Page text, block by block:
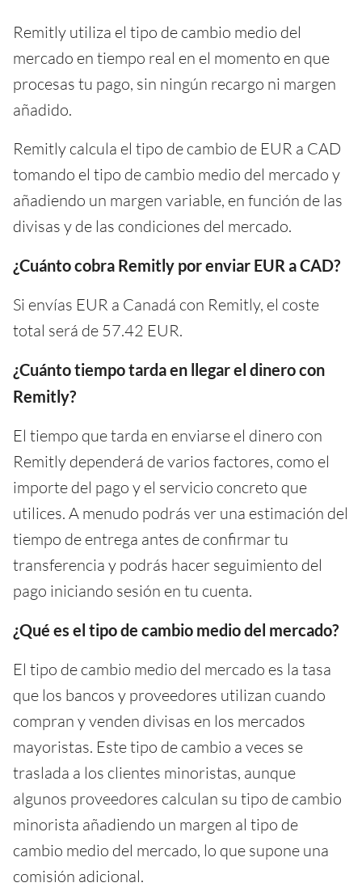
Remitly utiliza el tipo de cambio medio del
mercado en tiempo real en el momento en que
procesas tu pago, sin ningún recargo ni margen
añadido.
Remitly calcula el tipo de cambio de EUR a CAD
tomando el tipo de cambio medio del mercado y
añadiendo un margen variable, en función de las
divisas y de las condiciones del mercado.
¿Cuánto cobra Remitly por enviar EUR a CAD?
Si envías EUR a Canadá con Remitly, el coste
total será de 57.42 EUR.
¿Cuánto tiempo tarda en llegar el dinero con
Remitly?
El tiempo que tarda en enviarse el dinero con
Remitly dependerá de varios factores, como el
importe del pago y el servicio concreto que
utilices. A menudo podrás ver una estimación del
tiempo de entrega antes de confirmar tu
transferencia y podrás hacer seguimiento del
pago iniciando sesión en tu cuenta.
¿Qué es el tipo de cambio medio del mercado?
El tipo de cambio medio del mercado es la tasa
que los bancos y proveedores utilizan cuando
compran y venden divisas en los mercados
mayoristas. Este tipo de cambio a veces se
traslada a los clientes minoristas, aunque
algunos proveedores calculan su tipo de cambio
minorista añadiendo un margen al tipo de
cambio medio del mercado, lo que supone una
comisión adicional.